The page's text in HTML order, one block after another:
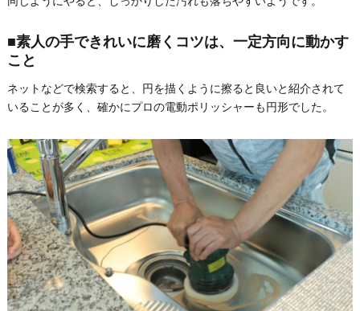
■素人の手できれいに磨くコツは、一定方向に動かす
こと
ネットなどで検索すると、円を描くように擦ると良いと紹介されて
いることが多く、確かにプロの電動ポリッシャーも円形でした。